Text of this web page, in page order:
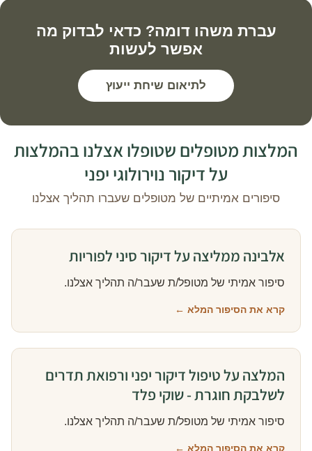
עברת משהו דומה? כדאי לבדוק מה
אפשר לעשות
לתיאום שיחת ייעוץ
המלצות מטופלים שטופלו אצלנו בהמלצות
על דיקור נוירולוגי יפני
סיפורים אמיתיים של מטופלים שעברו תהליך אצלנו
אלבינה ממליצה על דיקור סיני לפוריות
סיפור אמיתי של מטופל/ת שעבר/ה תהליך אצלנו.
קרא את הסיפור המלא ←
המלצה על טיפול דיקור יפני ורפואת תדרים
לשלבקת חוגרת - שוקי פלד
סיפור אמיתי של מטופל/ת שעבר/ה תהליך אצלנו.
קרא את הסיפור המלא ←